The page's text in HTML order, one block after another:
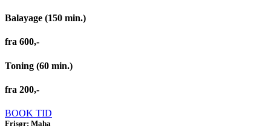
Balayage (150 min.)
fra 600,-
Toning (60 min.)
fra 200,-
BOOK TID
Frisør: Maha